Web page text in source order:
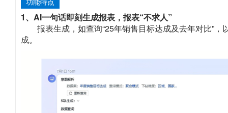
1、AI一句话即刻生成报表，报表“不求人”
报表生成，如查询“25年销售目标达成及去年对比”
成。